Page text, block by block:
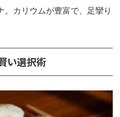
。カリウムが豊富で、足攣り
い選択術